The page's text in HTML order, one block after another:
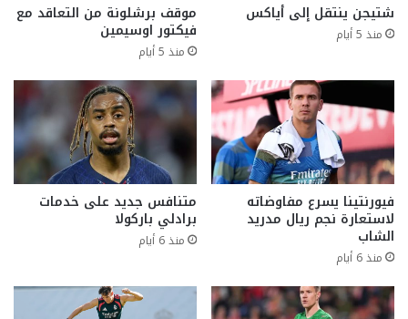
شتيجن ينتقل إلى أياكس
منذ 5 أيام
موقف برشلونة من التعاقد مع
فيكتور اوسيمين
منذ 5 أيام
فيورنتينا يسرع مفاوضاته
لاستعارة نجم ريال مدريد
الشاب
منذ 6 أيام
متنافس جديد على خدمات
برادلي باركولا
منذ 6 أيام